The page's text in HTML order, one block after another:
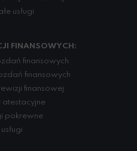
usługi
FINANSOWYCH:
finansowych
finansowych
finansowej
atestacyjne
pokrewne
usługi